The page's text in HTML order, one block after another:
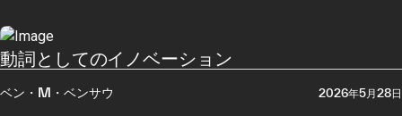
動詞としてのイノベーション
ベン・M・ベンサウ 2026年5月28日